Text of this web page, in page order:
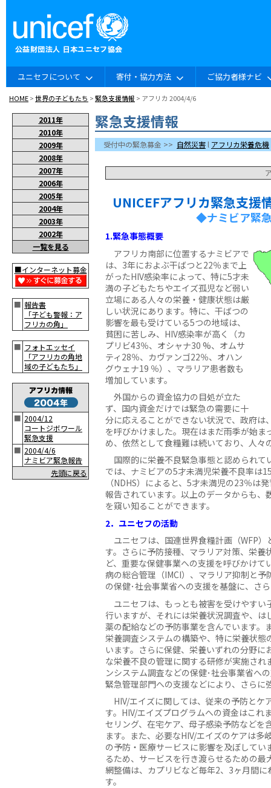
ユニセフについて 寄付・協力方法 ご協力者様ナビ
HOME>世界の子どもたち >緊急支援情報 > アフリカ 2004/4/6
2011年
2010年
2009年
2008年
2007年
2006年
2005年
2004年
2003年
2002年
一覧を見る
■インターネット募金
■ 報告書
「子ども警報：ア
フリカの角」
■ フォトエッセイ
「アフリカの角地
域の子どもたち」
■ 2004/12
コートジボワール
緊急支援
■ 2004/4/6
ナミビア緊急報告
先頭に戻る
緊急支援情報
受付中の緊急募金 >> 自然災害 l アフリカ栄養危機
UNICEFアフリカ緊急支援
◆ナミビア緊
1.緊急事態概要
アフリカ南部に位置するナミビアで
は、3年におよぶ干ばつと22％まで上
がったHIV感染率によって、特に5才未
満の子どもたちやエイズ孤児など弱い
立場にある人々の栄養・健康状態は厳
しい状況にあります。特に、干ばつの
影響を最も受けている5つの地域は、
貧困に苦しみ、HIV感染率が高く（カ
プリビ43％、オシャナ30 %、オムサ
ティ28％、カヴァンゴ22％、オハン
グウェナ19 ％）、マラリア患者数も
増加しています。
外国からの資金協力の目処が立た
ず、国内資金だけでは緊急の需要に十
分に応えることができない状況で、政府
を呼びかけました。現在はまだ雨季が始
め、依然として食糧難は続いており、人々
国際的に栄養不良緊急事態と認められて
では、ナミビアの5才未満児栄養不良率は
（NDHS）によると、5才未満児の23％は
報告されています。以上のデータからも、
を窺い知ることができます。
2．ユニセフの活動
ユニセフは、国連世界食糧計画（WFP）
す。さらに予防接種、マラリア対策、栄
ど、重要な保健事業への支援を呼びかけ
病の総合管理（IMCI）、マラリア抑制と
の保健･社会事業省への支援を基盤に、さ
ユニセフは、もっとも被害を受けやすい
行いますが、それには栄養状況調査や、
薬の配給などの予防事業を含んでいます。
栄養調査システムの構築や、特に栄養状
います。さらに保健、栄養いずれの分野
な栄養不良の管理に関する研修が実施さ
ンシステム調査などの保健･社会事業省へ
緊急管理部門への支援などにより、さらに
HIV/エイズに関しては、従来の予防とケ
す。HIV/エイズプログラムへの資金はこれ
セリング、在宅ケア、母子感染予防など
ます。また、必要なHIV/エイズのケアは
の予防・医療サービスに影響を及ぼして
るため、サービスを行き渡らせるための
網整備は、カプリビなど毎年2、3ヶ月間
す。